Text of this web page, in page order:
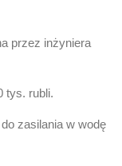
przez inżyniera
tys. rubli.
zasilania w wodę